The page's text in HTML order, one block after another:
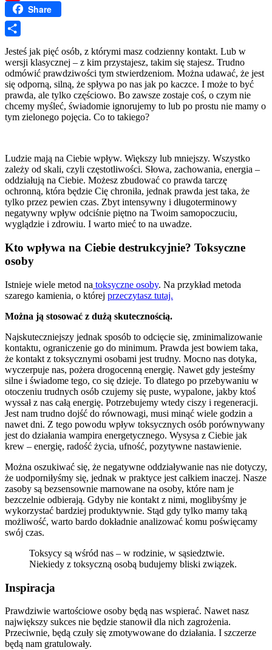
PinterestShare
Jesteś jak pięć osób, z którymi masz codzienny kontakt. Lub w
wersji klasycznej – z kim przystajesz, takim się stajesz. Trudno
odmówić prawdziwości tym stwierdzeniom. Można udawać, że jest
się odporną, silną, że spływa po nas jak po kaczce. I może to być
prawda, ale tylko częściowo. Bo zawsze zostaje coś, o czym nie
chcemy myśleć, świadomie ignorujemy to lub po prostu nie mamy o
tym zielonego pojęcia. Co to takiego?
Ludzie mają na Ciebie wpływ. Większy lub mniejszy. Wszystko
zależy od skali, czyli częstotliwości. Słowa, zachowania, energia –
oddziałują na Ciebie. Możesz zbudować co prawda tarczę
ochronną, która będzie Cię chroniła, jednak prawda jest taka, że
tylko przez pewien czas. Zbyt intensywny i długoterminowy
negatywny wpływ odciśnie piętno na Twoim samopoczuciu,
wyglądzie i zdrowiu. I warto mieć to na uwadze.
Kto wpływa na Ciebie destrukcyjnie? Toksyczne
osoby
Istnieje wiele metod na toksyczne osoby. Na przykład metoda
szarego kamienia, o której przeczytasz tutaj.
Można ją stosować z dużą skutecznością.
Najskuteczniejszy jednak sposób to odcięcie się, zminimalizowanie
kontaktu, ograniczenie go do minimum. Prawda jest bowiem taka,
że kontakt z toksycznymi osobami jest trudny. Mocno nas dotyka,
wyczerpuje nas, pożera drogocenną energię. Nawet gdy jesteśmy
silne i świadome tego, co się dzieje. To dlatego po przebywaniu w
otoczeniu trudnych osób czujemy się puste, wypalone, jakby ktoś
wyssał z nas całą energię. Potrzebujemy wtedy ciszy i regeneracji.
Jest nam trudno dojść do równowagi, musi minąć wiele godzin a
nawet dni. Z tego powodu wpływ toksycznych osób porównywany
jest do działania wampira energetycznego. Wysysa z Ciebie jak
krew – energię, radość życia, ufność, pozytywne nastawienie.
Można oszukiwać się, że negatywne oddziaływanie nas nie dotyczy,
że uodporniłyśmy się, jednak w praktyce jest całkiem inaczej. Nasze
zasoby są bezsensownie marnowane na osoby, które nam je
bezczelnie odbierają. Gdyby nie kontakt z nimi, moglibyśmy je
wykorzystać bardziej produktywnie. Stąd gdy tylko mamy taką
możliwość, warto bardo dokładnie analizować komu poświęcamy
swój czas.
Toksycy są wśród nas – w rodzinie, w sąsiedztwie.
Niekiedy z toksyczną osobą budujemy bliski związek.
Inspiracja
Prawdziwie wartościowe osoby będą nas wspierać. Nawet nasz
największy sukces nie będzie stanowił dla nich zagrożenia.
Przeciwnie, będą czuły się zmotywowane do działania. I szczerze
będą nam gratulowały.